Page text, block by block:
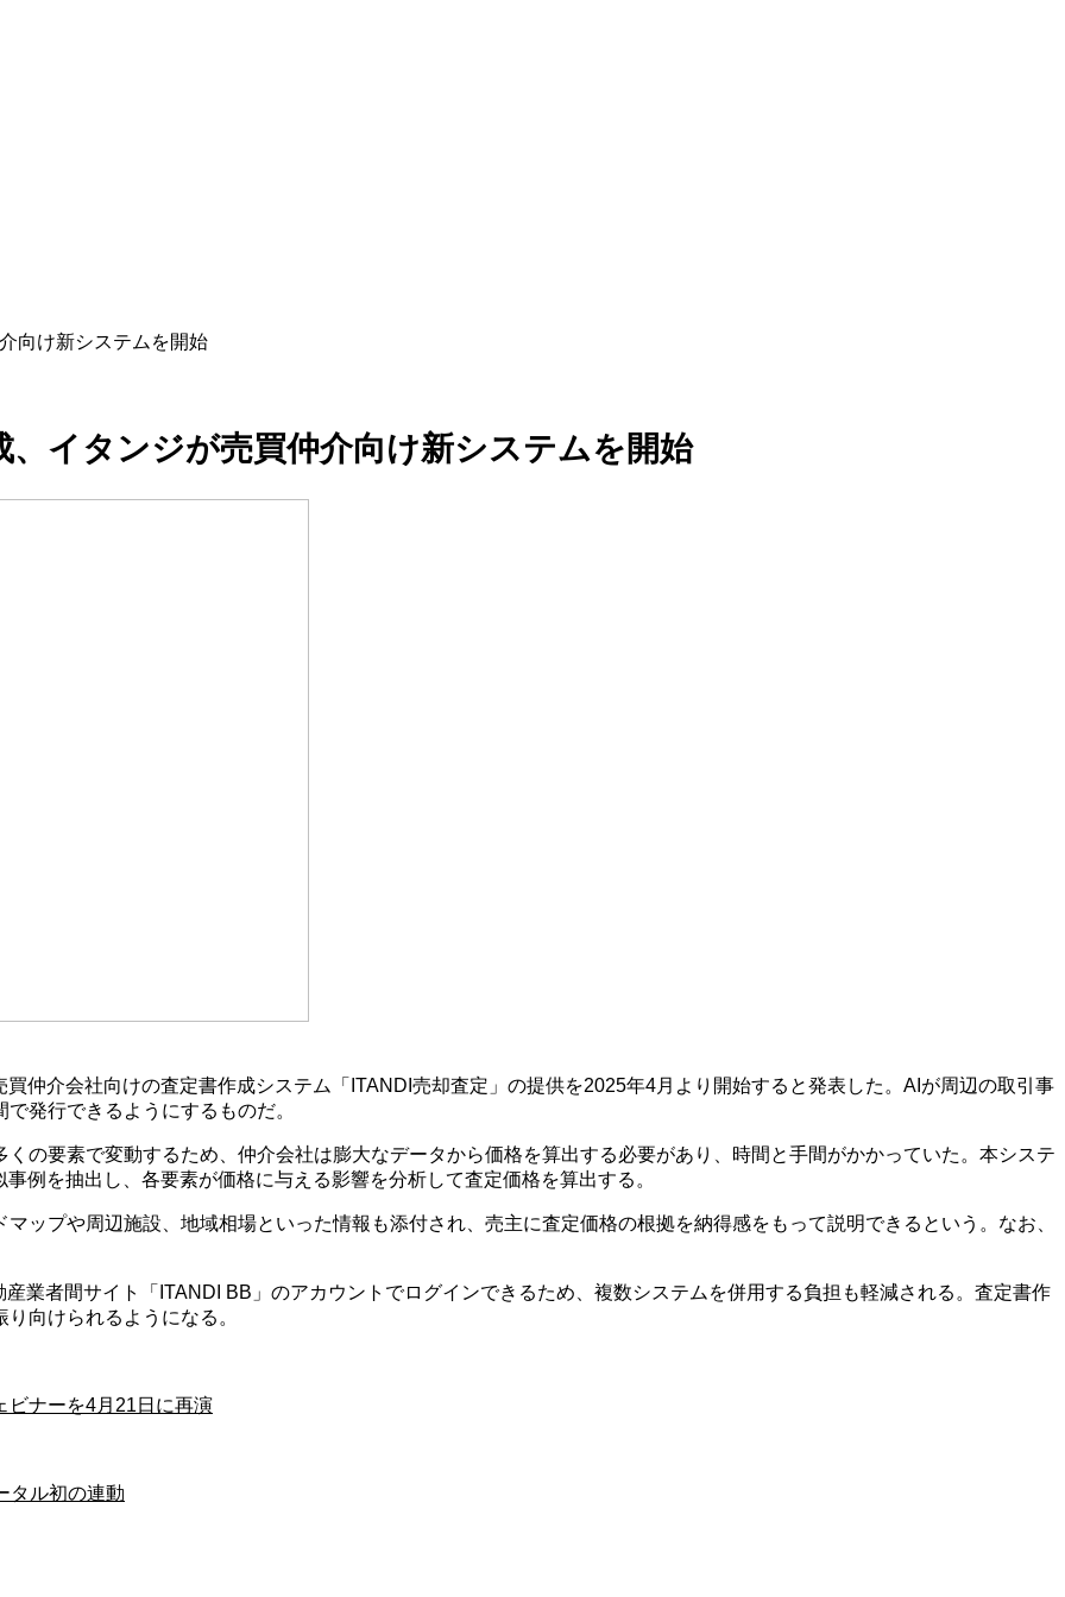
向け新システムを開始
イタンジが売買仲介向け新システムを開始
仲介会社向けの査定書作成システム「ITANDI売却査定」の提供を2025年4月より開始すると発表した。AIが周辺の取引事
発行できるようにするものだ。
の要素で変動するため、仲介会社は膨大なデータから価格を算出する必要があり、時間と手間がかかっていた。本システ
例を抽出し、各要素が価格に与える影響を分析して査定価格を算出する。
ップや周辺施設、地域相場といった情報も添付され、売主に査定価格の根拠を納得感をもって説明できるという。なお、
業者間サイト「ITANDI BB」のアカウントでログインできるため、複数システムを併用する負担も軽減される。査定書作
向けられるようになる。
ビナーを4月21日に再演
タル初の連動